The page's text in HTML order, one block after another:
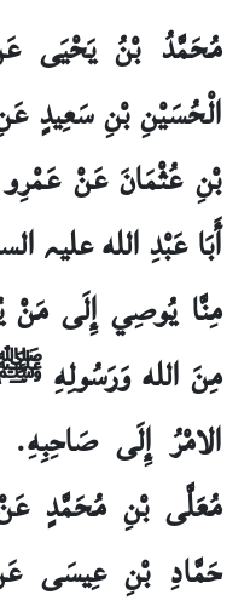
مُحَمَّدُ بْنُ يَحْيَى
الْحُسَيْنِ بْنِ سَعِيدٍ
بْنِ عُثْمَانَ عَنْ
أَبَا عَبْدِ الله علیہ
مِنَّا يُوصِي إِلَى مَنْ
مِنَ الله وَرَسُولِهِ
الامْرُ إِلَى
مُعَلَّى بْنِ مُحَمَّدٍ
حَمَّادِ بْنِ عِيسَى